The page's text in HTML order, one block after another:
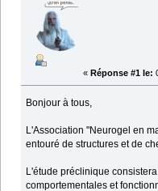
« Réponse #1 le:
Bonjour à tous,
L'Association "Neurogel en
entouré de structures et de
L'étude préclinique
comportementales et